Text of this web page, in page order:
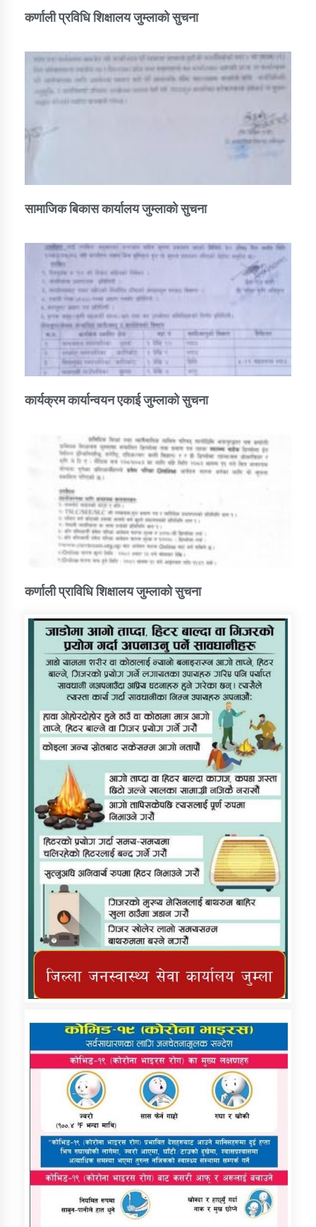
कर्णाली प्रविधि शिक्षालय जुम्लाको सुचना
सामाजिक बिकास कार्यालय जुम्लाकाे सुचना
कार्यक्रम कार्यान्वयन एकाई जुम्लाको सुचना
कर्णाली प्राविधि शिक्षालय जुम्लाको सुचना